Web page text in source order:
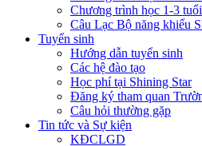
Chương trình học 1-3 tuổi
Câu Lạc Bộ năng khiếu
Tuyển sinh
Hướng dẫn tuyển sinh
Các hệ đào tạo
Học phí tại Shining Star
Đăng ký tham quan
Câu hỏi thường gặp
Tin tức và Sự kiện
KĐCLGD